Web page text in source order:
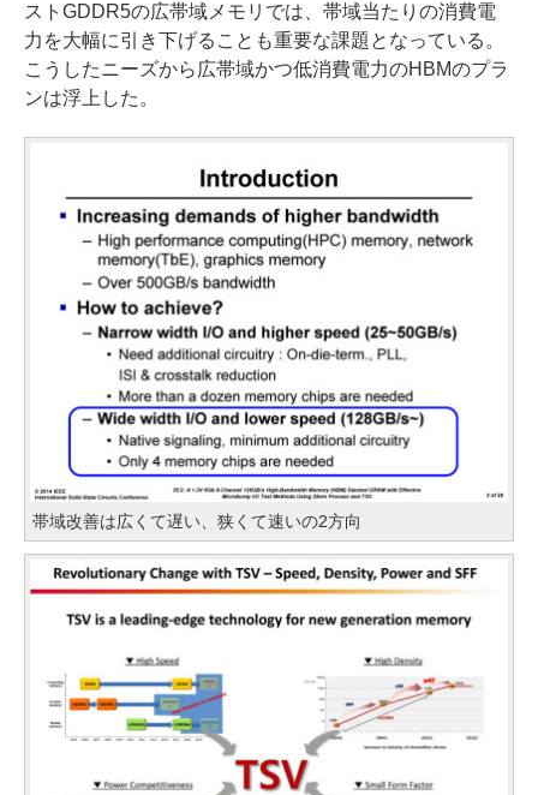
ストGDDR5の広帯域メモリでは、帯域当たりの消費電
力を大幅に引き下げることも重要な課題となっている。
こうしたニーズから広帯域かつ低消費電力のHBMのプラ
ンは浮上した。
帯域改善は広くて遅い、狭くて速いの2方向